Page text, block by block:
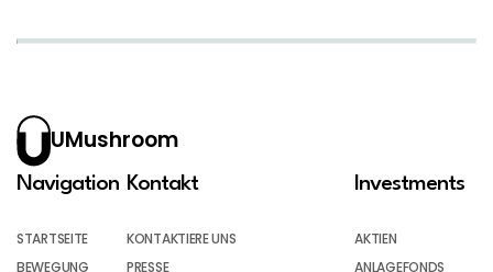
UMushroom
Navigation
STARTSEITE
BEWEGUNG
Kontakt
KONTAKTIERE UNS
PRESSE
Investments
AKTIEN
ANLAGEFONDS